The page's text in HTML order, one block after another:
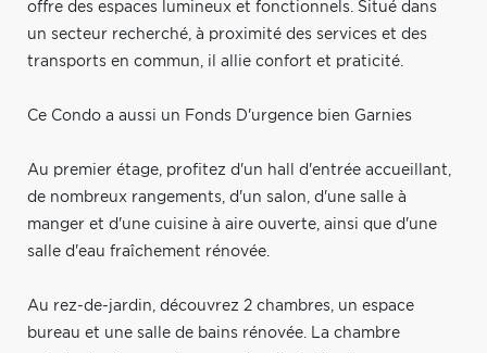
offre des espaces lumineux et fonctionnels. Situé dans
un secteur recherché, à proximité des services et des
transports en commun, il allie confort et praticité.
Ce Condo a aussi un Fonds D'urgence bien Garnies
Au premier étage, profitez d'un hall d'entrée accueillant,
de nombreux rangements, d'un salon, d'une salle à
manger et d'une cuisine à aire ouverte, ainsi que d'une
salle d'eau fraîchement rénovée.
Au rez-de-jardin, découvrez 2 chambres, un espace
bureau et une salle de bains rénovée. La chambre